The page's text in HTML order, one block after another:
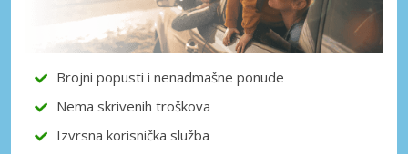
Brojni popusti i nenadmašne ponude
Nema skrivenih troškova
Izvrsna korisnička služba
Prijava putem eLinka